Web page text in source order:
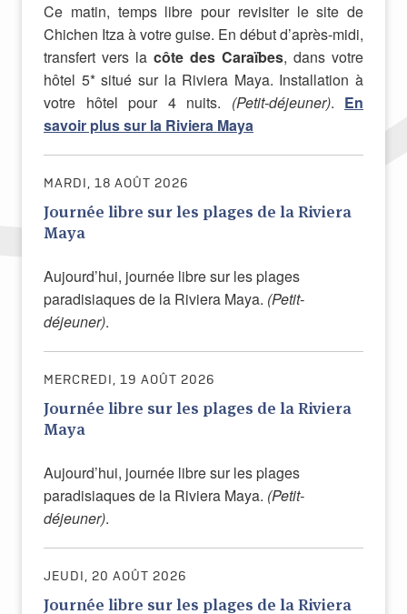
Ce matin, temps libre pour revisiter le site de
Chichen Itza à votre guise. En début d’après-midi,
transfert vers la côte des Caraïbes, dans votre
hôtel 5* situé sur la Riviera Maya. Installation à
votre hôtel pour 4 nuits. (Petit-déjeuner). En
savoir plus sur la Riviera Maya
MARDI, 18 AOÛT 2026
Journée libre sur les plages de la Riviera
Maya
Aujourd’hui, journée libre sur les plages
paradisiaques de la Riviera Maya. (Petit-
déjeuner).
MERCREDI, 19 AOÛT 2026
Journée libre sur les plages de la Riviera
Maya
Aujourd’hui, journée libre sur les plages
paradisiaques de la Riviera Maya. (Petit-
déjeuner).
JEUDI, 20 AOÛT 2026
Journée libre sur les plages de la Riviera